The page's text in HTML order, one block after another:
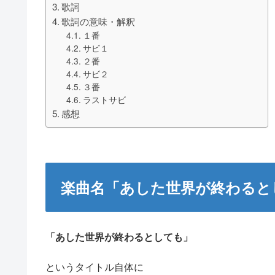
歌詞
歌詞の意味・解釈
１番
サビ１
２番
サビ２
３番
ラストサビ
感想
楽曲名「あした世界が終わる
「あした世界が終わるとしても」
というタイトル自体に